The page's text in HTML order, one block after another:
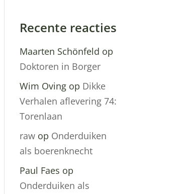
Recente reacties
Maarten Schönfeld op
Doktoren in Borger
Wim Oving op Dikke
Verhalen aflevering 74:
Torenlaan
raw op Onderduiken
als boerenknecht
Paul Faes op
Onderduiken als